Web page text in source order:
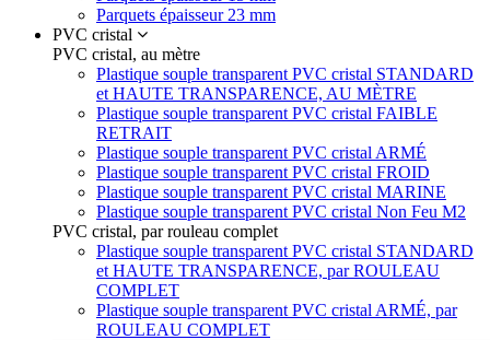
Parquets épaisseur 23 mm
PVC cristal
PVC cristal, au mètre
Plastique souple transparent PVC cristal STANDARD
et HAUTE TRANSPARENCE, AU MÈTRE
Plastique souple transparent PVC cristal FAIBLE
RETRAIT
Plastique souple transparent PVC cristal ARMÉ
Plastique souple transparent PVC cristal FROID
Plastique souple transparent PVC cristal MARINE
Plastique souple transparent PVC cristal Non Feu M2
PVC cristal, par rouleau complet
Plastique souple transparent PVC cristal STANDARD
et HAUTE TRANSPARENCE, par ROULEAU
COMPLET
Plastique souple transparent PVC cristal ARMÉ, par
ROULEAU COMPLET